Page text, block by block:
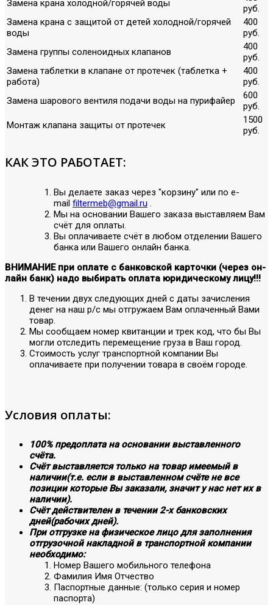
Замена крана холодной/горячей воды
руб.
Замена крана с защитой от детей холодной/горячей
воды
400
руб.
Замена группы соленоидных клапанов
400
руб.
Замена таблетки в клапане от протечек (таблетка +
работа)
400
руб.
Замена шарового вентиля подачи воды на пурифайер
600
руб.
Монтаж клапана защиты от протечек
1500
руб.
КАК ЭТО РАБОТАЕТ:
Вы делаете заказ через "корзину" или по е-
mail filtermeb@gmail.ru .
Мы на основании Вашего заказа выставляем Вам
счёт для оплаты.
Вы оплачиваете счёт в любом отделении Вашего
банка или Вашего онлайн банка.
ВНИМАНИЕ при оплате с банковской карточки (через он-
лайн банк) надо выбирать оплата юридическому лицу!!!
В течении двух следующих дней с даты зачисления
денег на наш р/с мы отгружаем Вам оплаченный Вами
товар.
Мы сообщаем номер квитанции и трек код, что бы Вы
могли отследить перемещение груза в Ваш город.
Стоимость услуг транспортной компании Вы
оплачиваете при получении товара в своём городе.
Условия оплаты:
100% предоплата на основании выставленного
счёта.
Счёт выставляется только на товар имеемый в
наличии(т.е. если в выставленном счёте не все
позиции которые Вы заказали, значит у нас нет их в
наличии).
Счёт действителен в течении 2-х банковских
дней(рабочих дней).
При отгрузке на физическое лицо для заполнения
отгрузочной накладной в транспортной компании
необходимо:
Номер Вашего мобильного телефона
Фамилия Имя Отчество
Паспортные данные: (только серия и номер
паспорта)